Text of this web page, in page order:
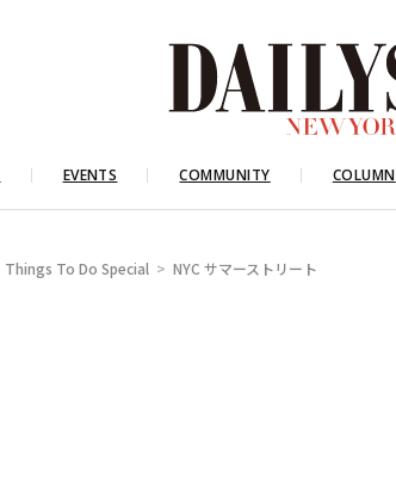
EVENTS COMMUNITY COLUMN
Things To Do Special NYC サマーストリート